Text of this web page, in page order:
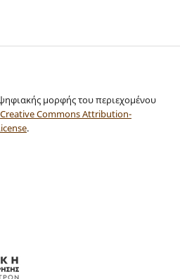
μορφής του περιεχομένου
Creative Commons Attribution-
.